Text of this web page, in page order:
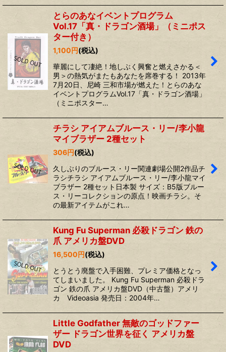
とらのあなイベントプログラム
Vol.17「真・ドラゴン酒場」（ミニポス
ター付き）
1,100円(税込)
華麗にして凄絶！地しぶく興奮と燃えさかる＜
男＞の熱気がまたもあなたを席巻する！ 2013年
7月20日、尼崎 三和市場が燃えた！とらのあな
イベントプログラムVol.17「真・ドラゴン酒場」
（ミニポスター…
チラシ アイアムブルース・リー/李小龍
マイブラザー 2種セット
306円(税込)
久しぶりのブルース・リー関連劇場公開2作品チ
ラシチラシ アイアムブルース・リー/李小龍マイ
ブラザー 2種セット日本製 サイズ：B5版ブルー
ス・リーコレクションの原点！映画チラシ。そ
の最新アイテムがこれ…
Kung Fu Superman 必殺ドラゴン 鉄の
爪 アメリカ盤DVD
16,500円(税込)
とうとう廃盤で入手困難、プレミア価格となっ
てしまいました。 Kung Fu Superman 必殺ドラ
ゴン 鉄の爪 アメリカ盤DVD（中古盤）アメリ
カ Videoasia 発売日：2004年…
Little Godfather 無敵のゴッドファー
ザー ドラゴン世界を征く アメリカ盤
DVD